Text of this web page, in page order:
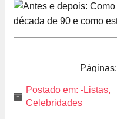
Páginas:
Postado em: -Listas,
Celebridades